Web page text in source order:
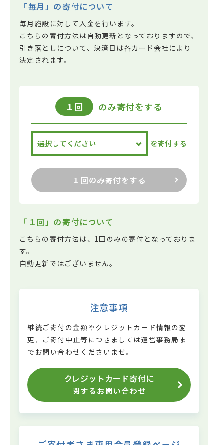
「毎月」の寄付について
毎月施設に対して入金を行います。
こちらの寄付方法は自動更新となっておりますので、
引き落としについて、決済日は各カード会社により
決定されます。
１回 のみ寄付をする
を寄付する
１回のみ寄付をする
「１回」の寄付について
こちらの寄付方法は、1回のみの寄付となっておりま
す。
自動更新ではございません。
注意事項
継続ご寄付の金額やクレジットカード情報の変
更、ご寄付中止等につきましては運営事務局ま
でお問い合わせくださいませ。
クレジットカード寄付に
関するお問い合わせ